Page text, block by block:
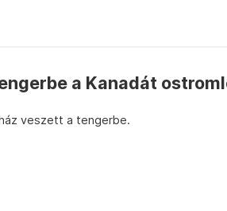
a Kanadát
veszett a tengerbe.